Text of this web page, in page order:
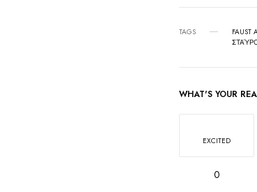
TAGS FAUST
WHAT'S YOUR
EXCITED
0